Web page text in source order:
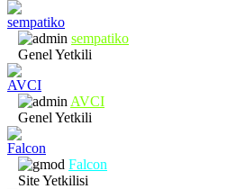
sempatiko
Genel Yetkili
AVCI
Genel Yetkili
Falcon
Site Yetkilisi